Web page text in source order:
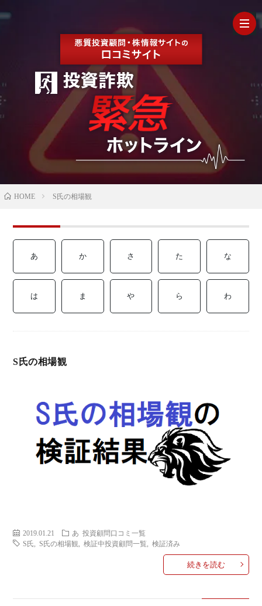
【
当に
げる
済
み
用
語
コラ
わ
HOME S氏の相場観
あ か さ た な
は ま や ら わ
S氏の相場観
2019.01.21 あ
投資顧問口コミ一覧
S氏
S氏の相場観 ,検証中投資顧問一覧 ,検証済み
続きを読む